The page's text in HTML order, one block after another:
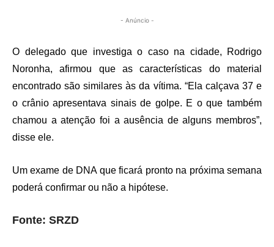
- Anúncio -
O delegado que investiga o caso na cidade, Rodrigo
Noronha, afirmou que as características do material
encontrado são similares às da vítima. “Ela calçava 37 e
o crânio apresentava sinais de golpe. E o que também
chamou a atenção foi a ausência de alguns membros”,
disse ele.
Um exame de DNA que ficará pronto na próxima semana
poderá confirmar ou não a hipótese.
Fonte: SRZD